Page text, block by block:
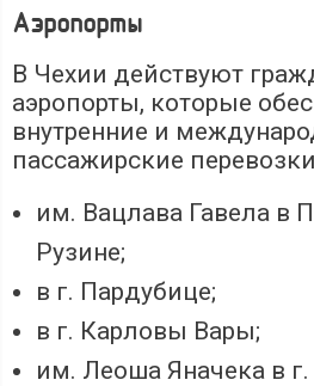
Аэропорты
В Чехии действуют
аэропорты, которые
внутренние и
пассажирские
им. Вацлава Гавела в
Рузине;
в г. Пардубице;
в г. Карловы Вары;
им. Леоша Яначека в г.